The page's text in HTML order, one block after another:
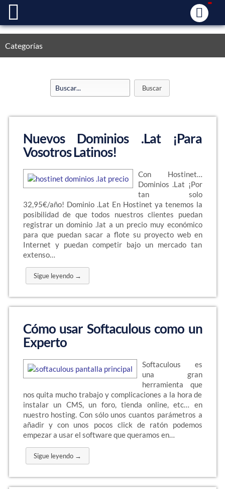
Categorías
Nuevos Dominios .Lat ¡Para
Vosotros Latinos!
Con Hostinet…
Dominios .Lat ¡Por
tan solo
32,95€/año! Dominio .Lat En Hostinet ya tenemos la
posibilidad de que todos nuestros clientes puedan
registrar un dominio .lat a un precio muy económico
para que puedan sacar a flote su proyecto web en
Internet y puedan competir bajo un mercado tan
extenso…
Sigue leyendo →
Cómo usar Softaculous como un
Experto
Softaculous es
una gran
herramienta que
nos quita mucho trabajo y complicaciones a la hora de
instalar un CMS, un foro, tienda online, etc… en
nuestro hosting. Con sólo unos cuantos parámetros a
añadir y con unos pocos click de ratón podemos
empezar a usar el software que queramos en…
Sigue leyendo →